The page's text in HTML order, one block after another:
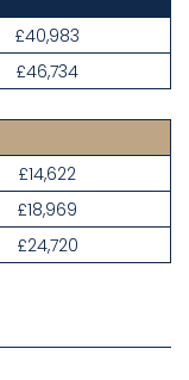
£40,983
£46,734
£14,622
£18,969
£24,720